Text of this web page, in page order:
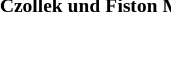
und Fiston